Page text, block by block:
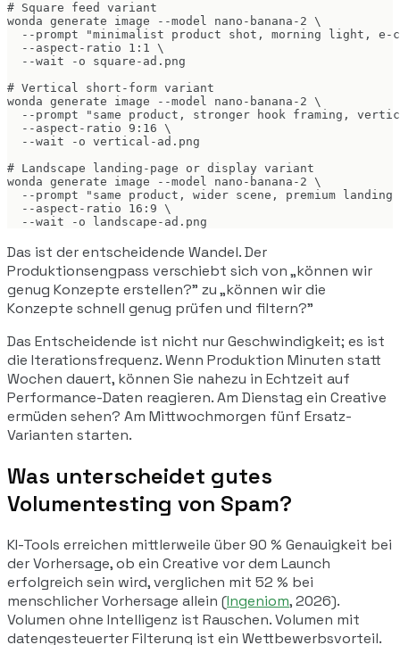
# Square feed variant
wonda generate image --model nano-banana-2 \
--prompt "minimalist product shot, morning light, e-
  --aspect-ratio 1:1 \
  --wait -o square-ad.png
# Vertical short-form variant
wonda generate image --model nano-banana-2 \
--prompt "same product, stronger hook framing,
  --aspect-ratio 9:16 \
  --wait -o vertical-ad.png
# Landscape landing-page or display variant
wonda generate image --model nano-banana-2 \
--prompt "same product, wider scene, premium landing
  --aspect-ratio 16:9 \
  --wait -o landscape-ad.png
Das ist der entscheidende Wandel. Der
Produktionsengpass verschiebt sich von „können wir
genug Konzepte erstellen?" zu „können wir die
Konzepte schnell genug prüfen und filtern?"
Das Entscheidende ist nicht nur Geschwindigkeit; es ist
die Iterationsfrequenz. Wenn Produktion Minuten statt
Wochen dauert, können Sie nahezu in Echtzeit auf
Performance-Daten reagieren. Am Dienstag ein Creative
ermüden sehen? Am Mittwochmorgen fünf Ersatz-
Varianten starten.
Was unterscheidet gutes
Volumentesting von Spam?
KI-Tools erreichen mittlerweile über 90 % Genauigkeit bei
der Vorhersage, ob ein Creative vor dem Launch
erfolgreich sein wird, verglichen mit 52 % bei
menschlicher Vorhersage allein (Ingeniom, 2026).
Volumen ohne Intelligenz ist Rauschen. Volumen mit
datengesteuerter Filterung ist ein Wettbewerbsvorteil.